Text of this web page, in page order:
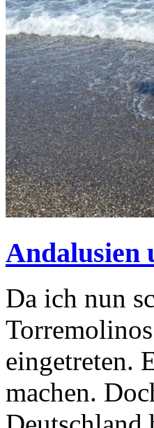
Andalusien
Da ich nun
eingetreten.
machen.